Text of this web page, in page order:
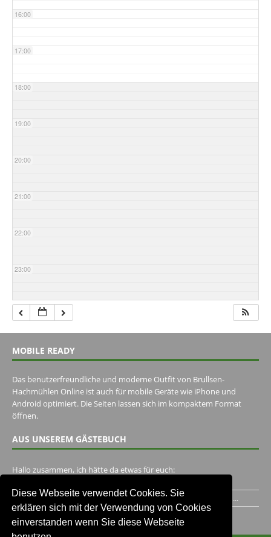
Diese Webseite verwendet Cookies. Sie
erklären sich mit der Verwendung von Cookies
einverstanden wenn Sie diese Webseite
16:00
17:00
18:00
19:00
20:00
21:00
22:00
23:00
MOBILE READY
Das benutzerfreundliche und moderne Outfit von Brullsen-
Hachmühlen Online ist auch für mobile Geräte wie iPhone und
Android optimiert. Die Seiten lassen sich im kompaktem Format
öffnen.
AUS UNSEREM GÄSTEBUCH
Hallo zusammen, ich hätte da etwas für euch:
Ich habe ein Jahr im Gasthaus Hugo Pape verbracht..Habe ihn...
Unser Gästebuch besuchen